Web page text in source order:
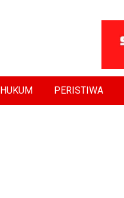
HUKUM PERISTIWA